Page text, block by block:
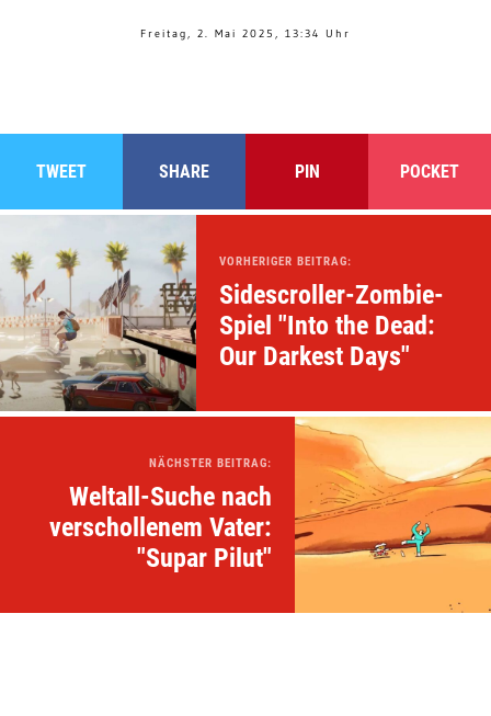
Freitag, 2. Mai 2025, 13:34 Uhr
TWEET SHARE PIN POCKET
VORHERIGER BEITRAG:
Sidescroller-Zombie-
Spiel "Into the Dead:
Our Darkest Days"
NÄCHSTER BEITRAG:
Weltall-Suche nach
verschollenem Vater:
"Supar Pilut"